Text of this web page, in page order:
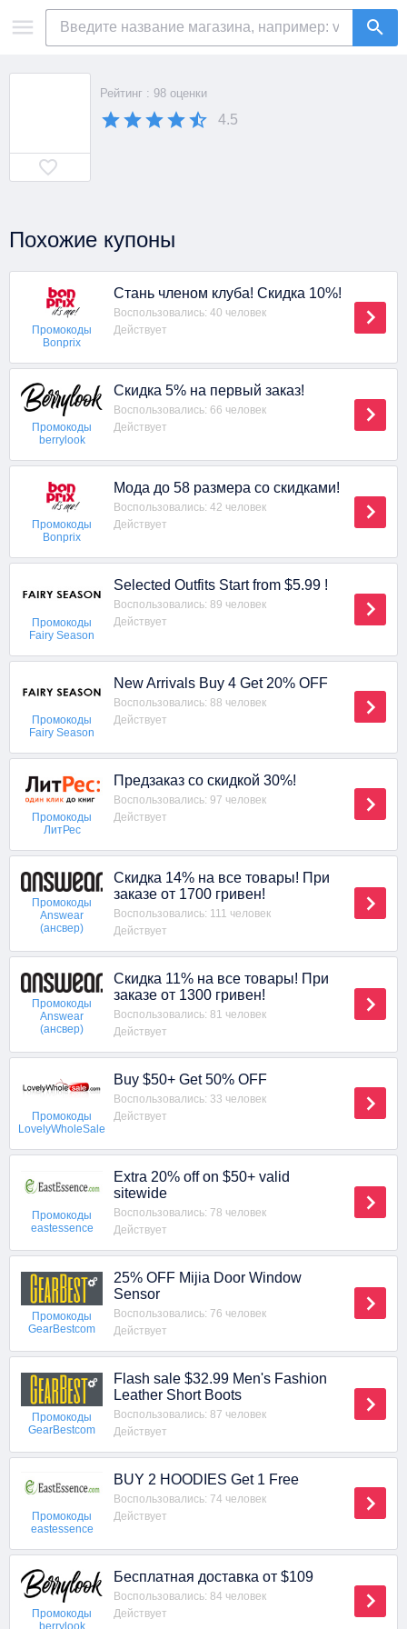
Рейтинг : 98 оценки
4.5
Похожие купоны
Промокоды
Bonprix
Стань членом клуба! Скидка 10%!
Воспользовались: 40 человек
Действует
Промокоды
berrylook
Скидка 5% на первый заказ!
Воспользовались: 66 человек
Действует
Промокоды
Bonprix
Мода до 58 размера со скидками!
Воспользовались: 42 человек
Действует
Промокоды
Fairy Season
Selected Outfits Start from $5.99 !
Воспользовались: 89 человек
Действует
Промокоды
Fairy Season
New Arrivals Buy 4 Get 20% OFF
Воспользовались: 88 человек
Действует
Промокоды
ЛитРес
Предзаказ со скидкой 30%!
Воспользовались: 97 человек
Действует
Промокоды
Answear
(ансвер)
Скидка 14% на все товары! При
заказе от 1700 гривен!
Воспользовались: 111 человек
Действует
Промокоды
Answear
(ансвер)
Скидка 11% на все товары! При
заказе от 1300 гривен!
Воспользовались: 81 человек
Действует
Промокоды
LovelyWholeSale
Buy $50+ Get 50% OFF
Воспользовались: 33 человек
Действует
Промокоды
eastessence
Extra 20% off on $50+ valid
sitewide
Воспользовались: 78 человек
Действует
Промокоды
GearBestcom
25% OFF Mijia Door Window
Sensor
Воспользовались: 76 человек
Действует
Промокоды
GearBestcom
Flash sale $32.99 Men's Fashion
Leather Short Boots
Воспользовались: 87 человек
Действует
Промокоды
eastessence
BUY 2 HOODIES Get 1 Free
Воспользовались: 74 человек
Действует
Промокоды
berrylook
Бесплатная доставка от $109
Воспользовались: 84 человек
Действует